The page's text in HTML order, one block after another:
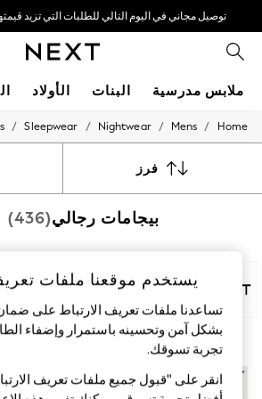
توصيل مجاني في اليوم التالي للطلبات التي تزيد قيمتها عن 280درهم
نحن نقوم بدفع جميع الرسوم
ملابس مدرسية البنات الأولاد
HOLIDAY SHOP
Modest Holiday Outfits
Occasionwear
Girls' Travel Styles
Sunset Styles
Dresses
Occasionwear
Sets & Outfits
Linen Collection
Swimwear & Beachwear
Tops & T-Shirts
Home
/
Mens
/
Nightwear
/
Sleepwear
/
فرز
بيجامات رجالي(436)
Next قطن 100% طويل قصير
يستخدم موقعنا ملفات
تساعدنا ملفات تعريف الارتباط على
بشكل آمن وتحسينه باستمرار وإضفاء
تجربة تسوقك.‏
انقر على "قبول جميع ملفات تعريف